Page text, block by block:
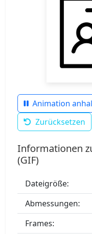
Animation
Zurücksetzen
Informationen
(GIF)
Dateigröße:
Abmessungen:
Frames: